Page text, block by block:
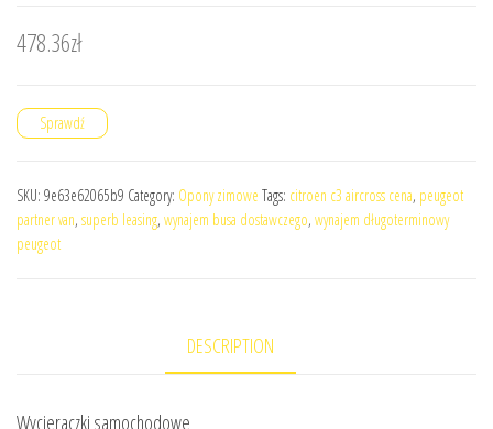
478.36zł
Sprawdź
SKU: 9e63e62065b9 Category: Opony zimowe Tags: citroen c3 aircross cena, peugeot
partner van, superb leasing, wynajem busa dostawczego, wynajem długoterminowy
peugeot
DESCRIPTION
Wycieraczki samochodowe